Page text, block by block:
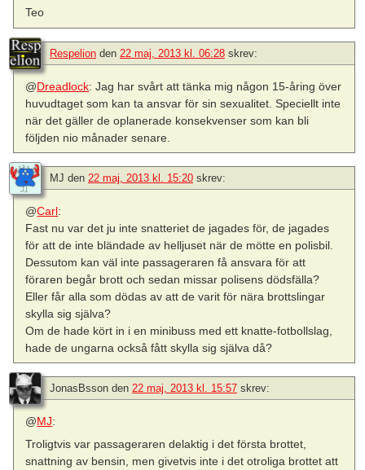
Teo
Respelion den 22 maj, 2013 kl. 06:28 skrev:
@Dreadlock: Jag har svårt att tänka mig någon 15-åring över
huvudtaget som kan ta ansvar för sin sexualitet. Speciellt inte
när det gäller de oplanerade konsekvenser som kan bli
följden nio månader senare.
MJ den 22 maj, 2013 kl. 15:20 skrev:
@Carl:
Fast nu var det ju inte snatteriet de jagades för, de jagades
för att de inte bländade av helljuset när de mötte en polisbil.
Dessutom kan väl inte passageraren få ansvara för att
föraren begår brott och sedan missar polisens dödsfälla?
Eller får alla som dödas av att de varit för nära brottslingar
skylla sig själva?
Om de hade kört in i en minibuss med ett knatte-fotbollslag,
hade de ungarna också fått skylla sig själva då?
JonasBsson den 22 maj, 2013 kl. 15:57 skrev:
@MJ:
Troligtvis var passageraren delaktig i det första brottet,
snattning av bensin, men givetvis inte i det otroliga brottet att